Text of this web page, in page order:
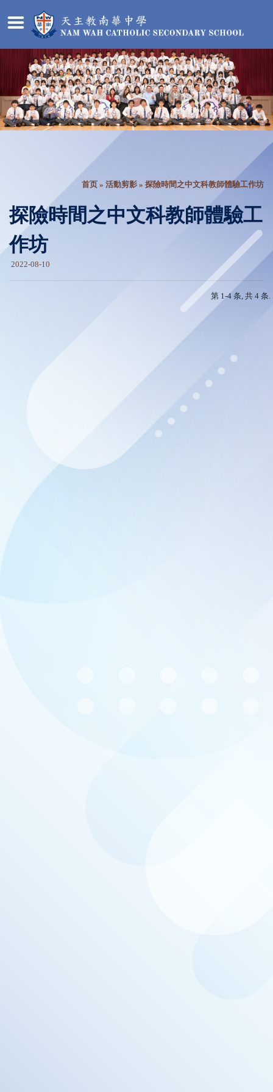
首页 » 活動剪影 » 探險時間之中文科教師體驗工作坊
探險時間之中文科教師體驗工
作坊
2022-08-10
第 1-4 条, 共 4 条.